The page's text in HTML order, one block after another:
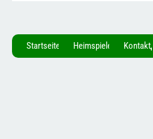
Startseite Heimspiele Kontakt